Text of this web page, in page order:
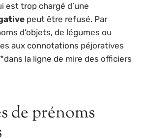
est trop chargé d’une
peut être refusé. Par
d’objets, de légumes ou
aux connotations péjoratives
*dans la ligne de mire des officiers
de prénoms